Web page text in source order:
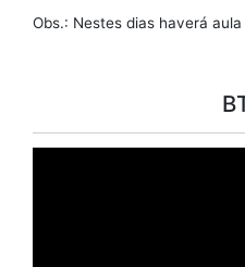
Obs.: Nestes dias haverá aula